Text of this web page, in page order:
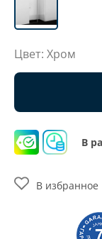
Цвет: Хром
В
В избранное